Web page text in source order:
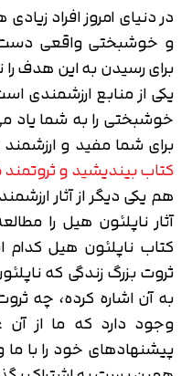
در دنیای امروز افراد
و خوشبختی واقعی دست
برای رسیدن به این هدف
یکی از منابع ارزشمندی
خوشبختی را به شما یاد
برای شما مفید و
کتاب بیندیشید و
هم یکی دیگر از آثار
آثار ناپلئون هیل را
ثروت بزرگ زندگی که
به آن اشاره کرده، چه
وجود دارد که ما از
پیشنهادهای خود را با ما